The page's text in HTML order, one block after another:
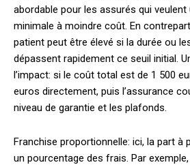
abordable pour les assurés qui
minimale à moindre coût. En
patient peut être élevé si la durée ou
dépassent rapidement ce seuil initial.
l’impact: si le coût total est de 1 500
euros directement, puis l’assurance
niveau de garantie et les plafonds.
Franchise proportionnelle: ici, la part à
un pourcentage des frais. Par